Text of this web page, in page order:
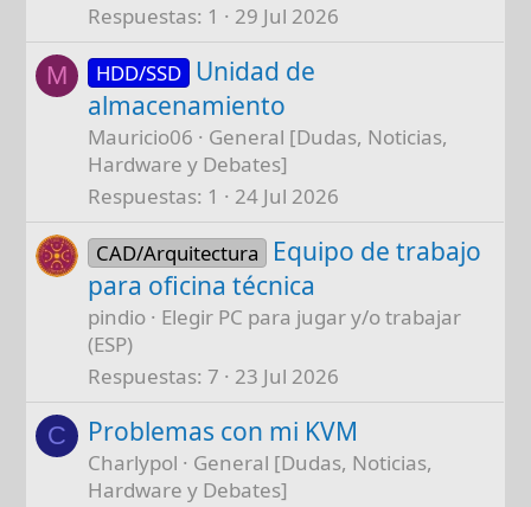
Respuestas 1 29 Jul 2026
M HDD/SSD Unidad de
almacenamiento
Mauricio06
General [Dudas, Noticias,
Hardware y Debates]
Respuestas 1 24 Jul 2026
CAD/Arquitectura
Equipo de trabajo
para oficina técnica
pindio
Elegir PC para jugar y/o trabajar
(ESP)
Respuestas 7 23 Jul 2026
C Problemas con mi KVM
Charlypol
General [Dudas, Noticias,
Hardware y Debates]